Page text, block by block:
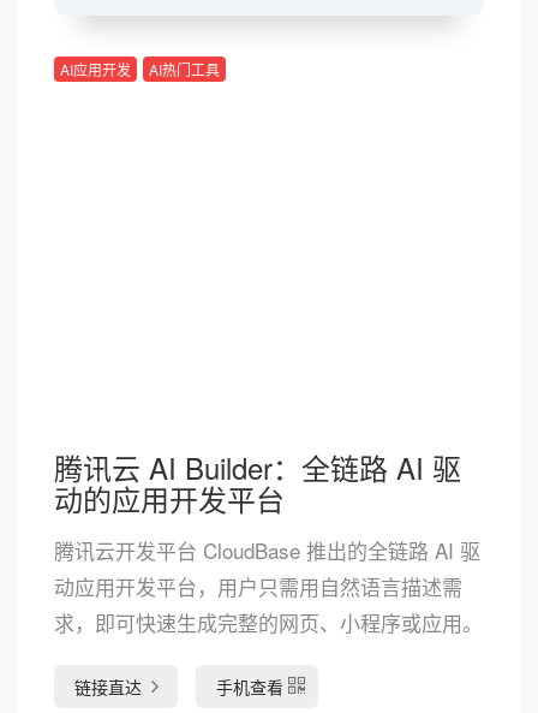
AI应用开发 AI热门工具
腾讯云 AI Builder：全链路 AI 驱
动的应用开发平台
腾讯云开发平台 CloudBase 推出的全链路 AI 驱
动应用开发平台，用户只需用自然语言描述需
求，即可快速生成完整的网页、小程序或应用。
链接直达 手机查看